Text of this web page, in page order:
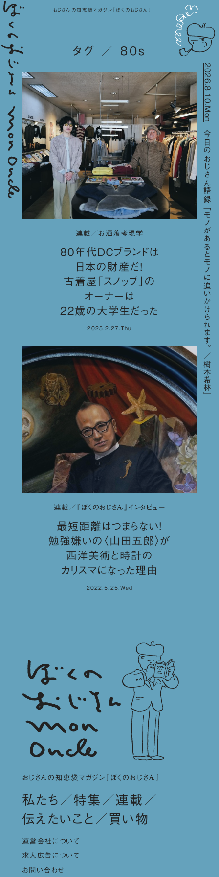
おじさんの知恵袋マガジン『ぼくのおじさん』
2026.8.10.Mon
今日のおじさん語録
「モノがあるとモノに追いかけられます。／樹木希林」
タグ ／ 80s
連載／お洒落考現学
80年代DCブランドは
日本の財産だ！
古着屋「スノッブ」の
オーナーは
22歳の大学生だった
2025.2.27.Thu
連載／『ぼくのおじさん』インタビュー
最短距離はつまらない！
勉強嫌いの〈山田五郎〉が
西洋美術と時計の
カリスマになった理由
2022.5.25.Wed
おじさんの知恵袋マガジン『ぼくのおじさん』
私たち 特集
連載
伝えたいこと
買い物
運営会社について
求人広告について
お問い合わせ